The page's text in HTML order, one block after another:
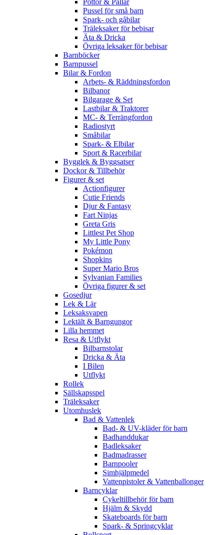
Pottor & Pallar
Pussel för små barn
Spark- och gåbilar
Träleksaker för bebisar
Äta & Dricka
Övriga leksaker för bebisar
Barnböcker
Barnpussel
Bilar & Fordon
Arbets- & Räddningsfordon
Bilbanor
Bilgarage & Set
Lastbilar & Traktorer
MC- & Terrängfordon
Radiostyrt
Småbilar
Spark- & Elbilar
Sport & Racerbilar
Bygglek & Byggsatser
Dockor & Tillbehör
Figurer & set
Actionfigurer
Cutie Friends
Djur & Fantasy
Fart Ninjas
Greta Gris
Littlest Pet Shop
My Little Pony
Pokémon
Shopkins
Super Mario Bros
Sylvanian Families
Övriga figurer & set
Gosedjur
Lek & Lär
Leksaksvapen
Lektält & Barngungor
Lilla hemmet
Resa & Utflykt
Bilbarnstolar
Dricka & Äta
I Bilen
Utflykt
Rollek
Sällskapsspel
Träleksaker
Utomhuslek
Bad & Vattenlek
Bad- & UV-kläder för barn
Badhanddukar
Badleksaker
Badmadrasser
Barnpooler
Simhjälpmedel
Vattenpistoler & Vattenballonger
Barncyklar
Cykeltillbehör för barn
Hjälm & Skydd
Skateboards för barn
Spark- & Springcyklar